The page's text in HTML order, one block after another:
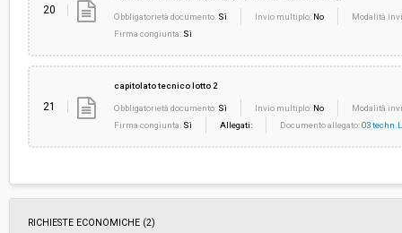
20
Obbligatorietà documento: Sì Invio multiplo: No
Modalità
Firma congiunta: Sì
21
capitolato tecnico lotto 2
Obbligatorietà documento: Sì Invio multiplo: No
Modalità
Firma congiunta: Sì Allegati: Documento allegato:03
RICHIESTE ECONOMICHE (2)